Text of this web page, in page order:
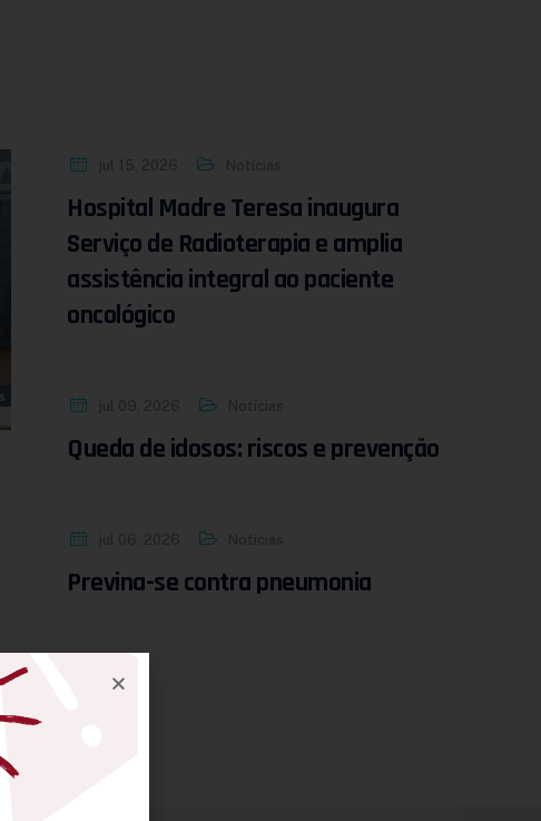
Hospital Madre Teresa inaugura
Serviço de Radioterapia e amplia
assistência integral ao paciente
oncológico
Queda de idosos: riscos e prevenção
Previna-se contra pneumonia